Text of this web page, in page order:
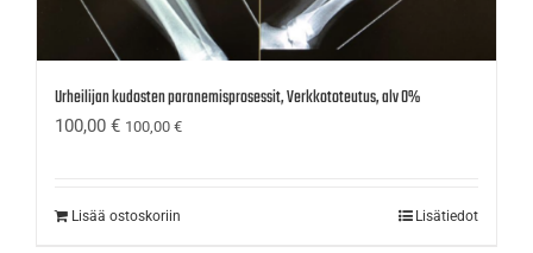
Urheilijan kudosten paranemisprosessit, Verkkototeutus, alv 0%
100,00 € 100,00 €
Lisää ostoskoriin Lisätiedot